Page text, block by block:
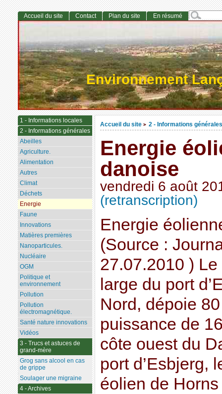
Environnement
Accueil du site > 2 - Informations générales
Energie
danoise
vendredi 6 août
(retranscription)
Energie
(Source :
27.07.2010 )
large du port
Nord, dépoie
puissance de
côte ouest du
port d’Esbjerg,
éolien de
Accueil du site Contact Plan du site En résumé
1 - Informations locales
2 - Informations générales
Abeilles
Agriculture.
Alimentation
Autres
Climat
Déchets
Energie
Faune
Innovations
Matières premières
Nanoparticules.
Nucléaire
OGM
Politique et
environnement
Pollution
Pollution
électromagnétique.
Santé nature innovations
Vidéos
3 - Trucs et astuces de
grand-mère
Grog sans alcool en cas
de grippe
Soulager une migraine
4 - Archives